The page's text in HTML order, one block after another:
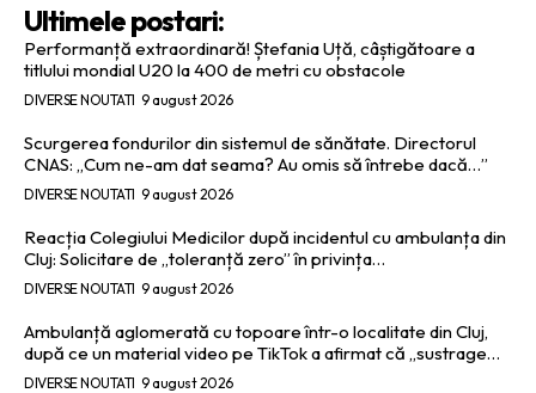
Ultimele postari:
Performanță extraordinară! Ștefania Uță, câștigătoare a
titlului mondial U20 la 400 de metri cu obstacole
DIVERSE NOUTATI 9 august 2026
Scurgerea fondurilor din sistemul de sănătate. Directorul
CNAS: „Cum ne-am dat seama? Au omis să întrebe dacă…”
DIVERSE NOUTATI 9 august 2026
Reacția Colegiului Medicilor după incidentul cu ambulanța din
Cluj: Solicitare de „toleranță zero” în privința…
DIVERSE NOUTATI 9 august 2026
Ambulanță aglomerată cu topoare într-o localitate din Cluj,
după ce un material video pe TikTok a afirmat că „sustrage…
DIVERSE NOUTATI 9 august 2026